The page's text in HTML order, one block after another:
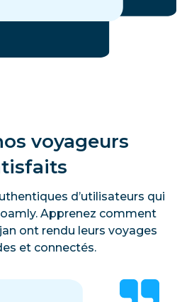
voyageurs
d’utilisateurs qui
Apprenez comment
ont rendu leurs voyages
et connectés.